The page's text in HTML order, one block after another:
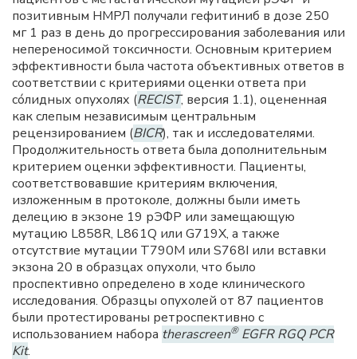
позитивным НМРЛ получали гефитиниб в дозе 250
мг 1 раз в день до прогрессирования заболевания или
непереносимой токсичности. Основным критерием
эффективности была частота объективных ответов в
соответствии с критериями оценки ответа при
сóлидных опухолях (RECIST, версия 1.1), оцененная
как слепым независимым центральным
рецензированием (BICR), так и исследователями.
Продолжительность ответа была дополнительным
критерием оценки эффективности. Пациенты,
соответствовавшие критериям включения,
изложенным в протоколе, должны были иметь
делецию в экзоне 19 рЭФР или замещающую
мутацию L858R, L861Q или G719X, а также
отсутствие мутации T790M или S768I или вставки
экзона 20 в образцах опухоли, что было
проспективно определено в ходе клинического
исследования. Образцы опухолей от 87 пациентов
были протестированы ретроспективно с
использованием набора therascreen®EGFR RGQ PCR
Kit.